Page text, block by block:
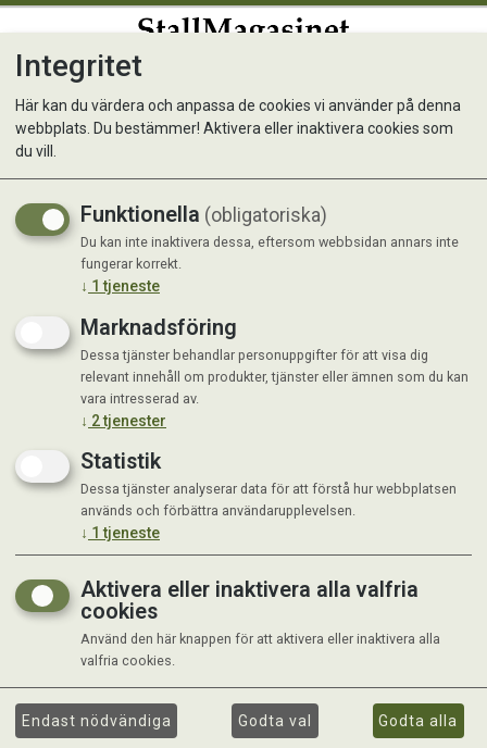
BioMagnesium
100% Magnesium
Integritet
Här kan du värdera och anpassa de cookies vi använder på denna
webbplats. Du bestämmer! Aktivera eller inaktivera cookies som
du vill.
Funktionella (obligatoriska)
Du kan inte inaktivera dessa, eftersom webbsidan annars inte
fungerar korrekt.
↓ 1 tjeneste
Marknadsföring
Dessa tjänster behandlar personuppgifter för att visa dig
relevant innehåll om produkter, tjänster eller ämnen som du kan
vara intresserad av.
↓ 2tjenester
Statistik
Dessa tjänster analyserar data för att förstå hur webbplatsen
används och förbättra användarupplevelsen.
↓ 1 tjeneste
Aktivera eller inaktivera alla valfria
cookies
Använd den här knappen för att aktivera eller inaktivera alla
valfria cookies.
Endast nödvändiga Godta val Godta alla